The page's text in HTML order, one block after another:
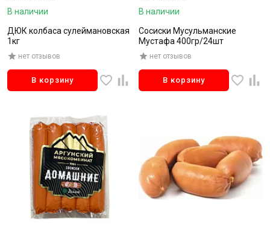
В наличии
ДЮК колбаса сулеймановская
1кг
нет отзывов
В корзину
В наличии
Сосиски Мусульманские
Мустафа 400гр/24шт
нет отзывов
В корзину